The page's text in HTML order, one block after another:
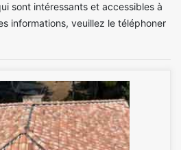
sont intéressants et accessibles à
informations, veuillez le téléphoner